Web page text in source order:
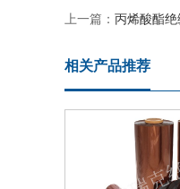
上一篇： 丙烯酸酯绝
相关产品推荐